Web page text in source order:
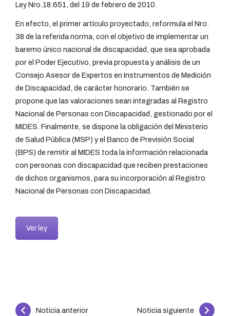
Ley Nro.18.651, del 19 de febrero de 2010.
En efecto, el primer artículo proyectado, reformula el Nro.
38 de la referida norma, con el objetivo de implementar un
baremo único nacional de discapacidad, que sea aprobada
por el Poder Ejecutivo, previa propuesta y análisis de un
Consejo Asesor de Expertos en Instrumentos de Medición
de Discapacidad, de carácter honorario. También se
propone que las valoraciones sean integradas al Registro
Nacional de Personas con Discapacidad, gestionado por el
MIDES. Finalmente, se dispone la obligación del Ministerio
de Salud Pública (MSP) y el Banco de Previsión Social
(BPS) de remitir al MIDES toda la información relacionada
con personas con discapacidad que reciben prestaciones
de dichos organismos, para su incorporación al Registro
Nacional de Personas con Discapacidad.
Ver ley
Noticia anterior Noticia siguiente